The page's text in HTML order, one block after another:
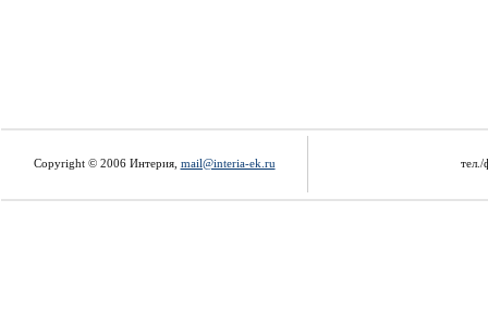
Copyright © 2006 Интерия, mail@interia-ek.ru